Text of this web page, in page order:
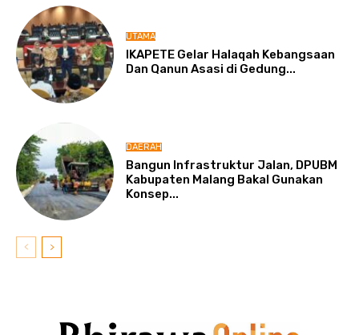
UTAMA
IKAPETE Gelar Halaqah Kebangsaan
Dan Qanun Asasi di Gedung...
DAERAH
Bangun Infrastruktur Jalan, DPUBM
Kabupaten Malang Bakal Gunakan
Konsep...